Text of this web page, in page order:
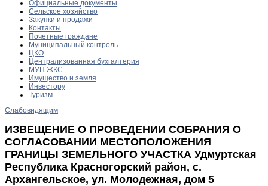
Официальные документы
Сельское хозяйство
Закупки и продажи
Контакты
Почетные граждане
Муниципальный контроль
ЦКО
Централизованная бухгалтерия
МУП ЖКС
Имущество и земля
Инвестору
Туризм
Слабовидящим
ИЗВЕЩЕНИЕ О ПРОВЕДЕНИИ СОБРАНИЯ О
СОГЛАСОВАНИИ МЕСТОПОЛОЖЕНИЯ
ГРАНИЦЫ ЗЕМЕЛЬНОГО УЧАСТКА Удмуртская
Республика Красногорский район, с.
Архангельское, ул. Молодежная, дом 5